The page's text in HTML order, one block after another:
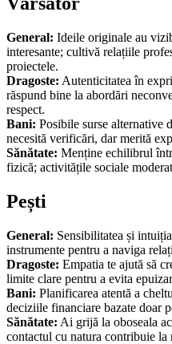
General: Ideile originale au
interesante; cultivă relațiile
proiectele.
Dragoste: Autenticitatea în
răspund bine la abordări
respect.
Bani: Posibile surse alternative
necesită verificări, dar merită
Sănătate: Menține echilibrul
fizică; activitățile sociale
Pești
General: Sensibilitatea și
instrumente pentru a naviga
Dragoste: Empatia te ajută să
limite clare pentru a evita
Bani: Planificarea atentă a
deciziile financiare bazate doar
Sănătate: Ai grijă la oboseala
contactul cu natura contribuie la